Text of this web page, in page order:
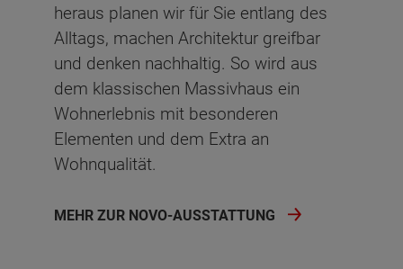
heraus planen wir für Sie entlang des
Alltags, machen Architektur greifbar
und denken nachhaltig. So wird aus
dem klassischen Massivhaus ein
Wohnerlebnis mit besonderen
Elementen und dem Extra an
Wohnqualität.
MEHR ZUR NOVO-AUSSTATTUNG